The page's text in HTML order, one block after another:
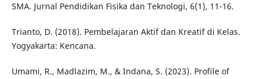
SMA. Jurnal Pendidikan Fisika dan Teknologi, 6(1), 11-16.
Trianto, D. (2018). Pembelajaran Aktif dan Kreatif di Kelas.
Yogyakarta: Kencana.
Umami, R., Madlazim, M., & Indana, S. (2023). Profile of